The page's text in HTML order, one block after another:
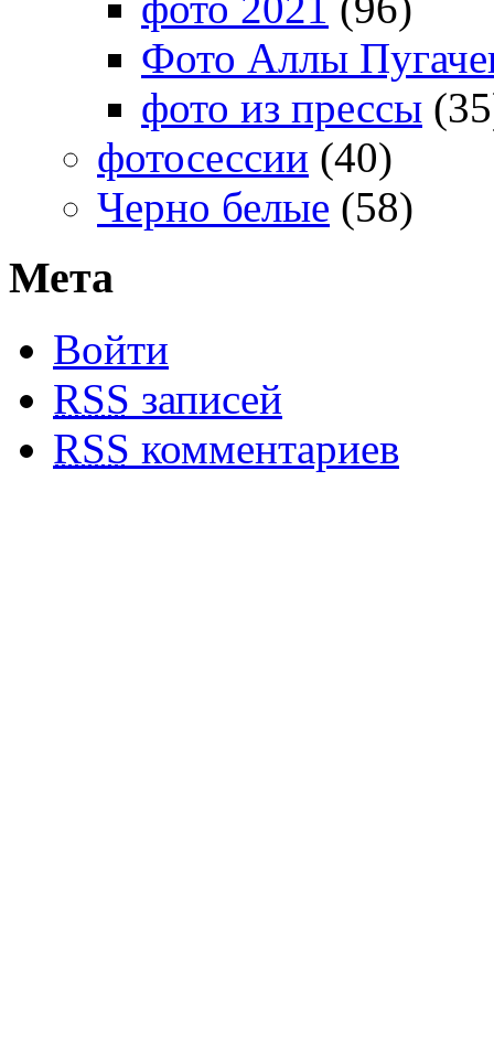
Фото Аллы
фото из прессы
фотосессии (40)
Черно белые (58)
Мета
Войти
RSS записей
RSS комментариев